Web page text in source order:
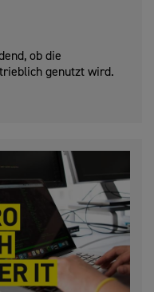
ob die
genutzt wird.